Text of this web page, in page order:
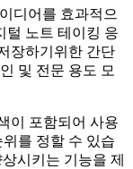
디어를 효과적으
털 노트 테이킹 응
장하기위한 간단
및 전문 용도 모
이 포함되어 사용
를 정할 수 있습
시키는 기능을 제